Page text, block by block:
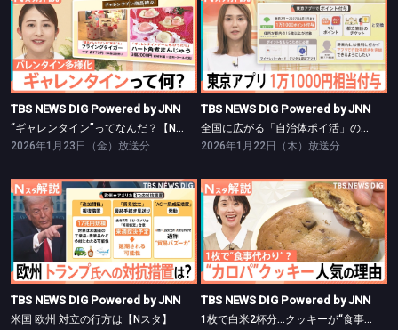
TBS NEWS DIG Powered by JNN
“ギャレンタイン”ってなんだ？【Nスタ】
TBS NEWS DIG Powered by JNN
“ギャレンタイン”ってなんだ？【Nスタ】
2026年1月23日（金）放送分
TBS NEWS DIG Powered by JNN
全国に広がる「自治体ポイ活」の波【Nスタ】
TBS NEWS DIG Powered by JNN
全国に広がる「自治体ポイ活」の波【Nスタ】
2026年1月22日（木）放送分
TBS NEWS DIG Powered by JNN
米国 欧州 対立の行方は【Nスタ】
TBS NEWS DIG Powered by JNN
米国 欧州 対立の行方は【Nスタ】
TBS NEWS DIG Powered by JNN
1枚で白米2杯分…クッキーが“食事”に？【Nスタ】
TBS NEWS DIG Powered by JNN
1枚で白米2杯分…クッキーが“食事”に？【Nスタ】